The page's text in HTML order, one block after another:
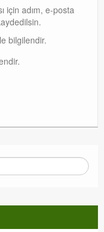
için adım, e-posta
bilgilendir.